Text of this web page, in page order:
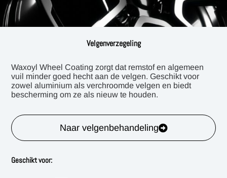
Velgenverzegeling
Waxoyl Wheel Coating zorgt dat remstof en algemeen
vuil minder goed hecht aan de velgen. Geschikt voor
zowel aluminium als verchroomde velgen en biedt
bescherming om ze als nieuw te houden.
Naar velgenbehandeling
Geschikt voor: